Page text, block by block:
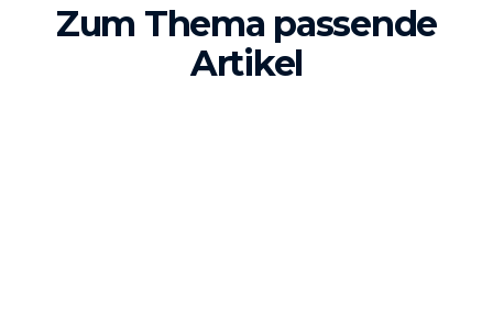
Zum Thema passende
Artikel